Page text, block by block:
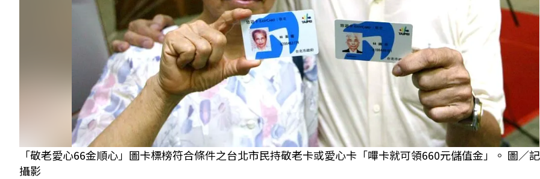
「敬老愛心66金順心」圖卡標榜符合條件之台北市民持敬老卡或愛心卡「嗶卡就可領660元儲值金」。 圖／
攝影